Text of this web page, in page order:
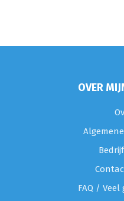
OVER
FAQ /